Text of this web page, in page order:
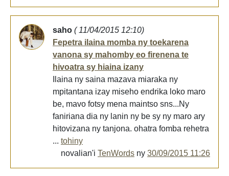
saho ( 11/04/2015 12:10)
Fepetra ilaina momba ny toekarena
vanona sy mahomby eo firenena te
hivoatra sy hiaina izany
Ilaina ny saina mazava miaraka ny
mpitantana izay miseho endrika loko maro
be, mavo fotsy mena maintso sns...Ny
faniriana dia ny lanin ny be sy ny maro ary
hitovizana ny tanjona. ohatra fomba rehetra
... tohiny
novalian'i TenWords ny 30/09/2015 11:26